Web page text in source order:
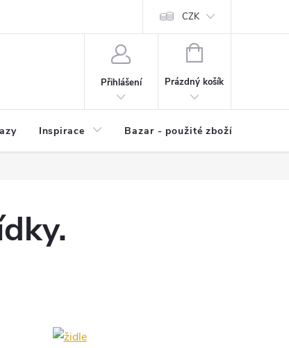
Kvalita zboží Spolupráce |
CZK
Přihlášení
NÁKUPNÍ
Prázdný košík
Inspirace Bazar - použité zboží